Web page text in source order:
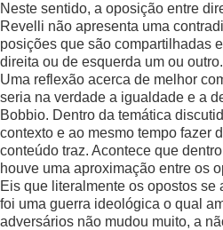
Neste sentido, a oposição entre
Revelli não apresenta uma
posições que são compartilhadas
direita ou de esquerda um ou outro.
Uma reflexão acerca de melhor
seria na verdade a igualdade e a
Bobbio. Dentro da temática
contexto e ao mesmo tempo fazer
conteúdo traz. Acontece que
houve uma aproximação entre os
Eis que literalmente os opostos se
foi uma guerra ideológica o qual
adversários não mudou muito, a